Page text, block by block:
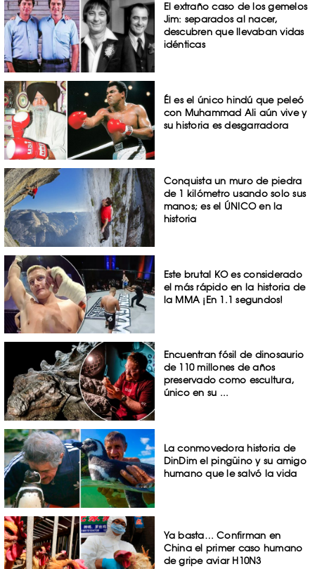
El extraño caso de los gemelos
Jim: separados al nacer,
descubren que llevaban vidas
idénticas
Él es el único hindú que peleó
con Muhammad Ali aún vive y
su historia es desgarradora
Conquista un muro de piedra
de 1 kilómetro usando solo sus
manos; es el ÚNICO en la
historia
Este brutal KO es considerado
el más rápido en la historia de
la MMA ¡En 1.1 segundos!
Encuentran fósil de dinosaurio
de 110 millones de años
preservado como escultura,
único en su ...
La conmovedora historia de
DinDim el pingüino y su amigo
humano que le salvó la vida
Ya basta… Confirman en
China el primer caso humano
de gripe aviar H10N3